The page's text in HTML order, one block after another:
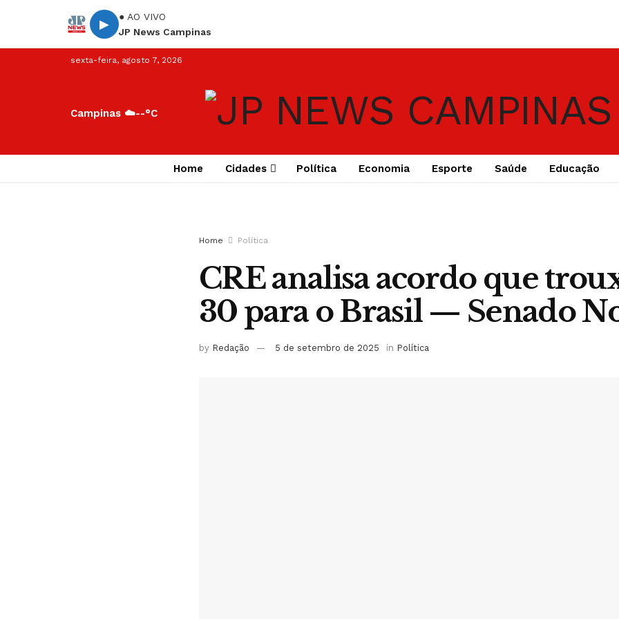
▶
● AO VIVO
JP News Campinas
sexta-feira, agosto 7, 2026
Campinas ☁️--°C
Home Cidades Política Economia Esporte Saúde Educação
Home Política
CRE analisa acordo que
30 para o Brasil — Senado
by Redação 5 de setembro de 2025 in Política